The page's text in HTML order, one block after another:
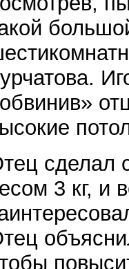
сделал
3 кг, и